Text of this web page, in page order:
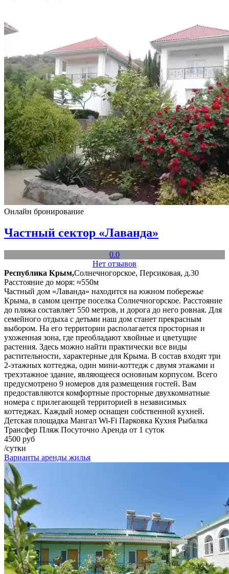
Онлайн бронирование
Частный сектор «Лаванда»
0.0
Нет отзывов
Республика Крым,Солнечногорское, Персиковая, д.30
Расстояние до моря: ≈550м
Частный дом «Лаванда» находится на южном побережье
Крыма, в самом центре поселка Солнечногорское. Расстояние
до пляжа составляет 550 метров, и дорога до него ровная. Для
семейного отдыха с детьми наш дом станет прекрасным
выбором. На его территории располагается просторная и
ухоженная зона, где преобладают хвойные и цветущие
растения. Здесь можно найти практически все виды
растительности, характерные для Крыма. В состав входят три
2-этажных коттеджа, один мини-коттедж с двумя этажами и
трехэтажное здание, являющееся основным корпусом. Всего
предусмотрено 9 номеров для размещения гостей. Вам
предоставляются комфортные просторные двухкомнатные
номера с прилегающей территорией в независимых
коттеджах. Каждый номер оснащен собственной кухней.
Детская площадка Мангал Wi-Fi Парковка Кухня Рыбалка
Трансфер Пляж Посуточно Аренда от 1 суток
4500 руб
/сутки
Варианты аренды жилья